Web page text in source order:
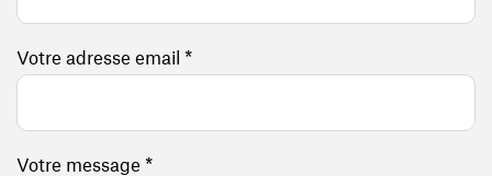
Votre adresse email *
Votre message *